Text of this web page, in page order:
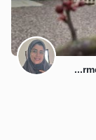
كوخ سويسري مع جاكوزي على طريق ماسوله - Clerme